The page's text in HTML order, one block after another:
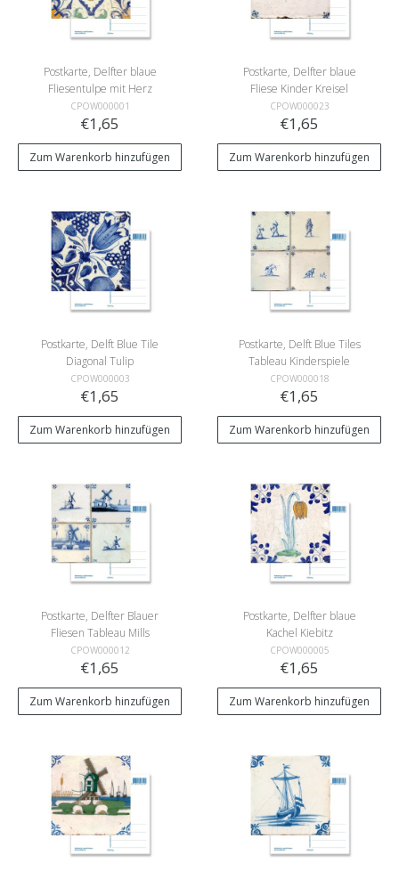
Postkarte, Delfter blaue
Fliesentulpe mit Herz
CPOW000001
€1,65
Zum Warenkorb hinzufügen
Postkarte, Delfter blaue
Fliese Kinder Kreisel
CPOW000023
€1,65
Zum Warenkorb hinzufügen
Postkarte, Delft Blue Tile
Diagonal Tulip
CPOW000003
€1,65
Zum Warenkorb hinzufügen
Postkarte, Delft Blue Tiles
Tableau Kinderspiele
CPOW000018
€1,65
Zum Warenkorb hinzufügen
Postkarte, Delfter Blauer
Fliesen Tableau Mills
CPOW000012
€1,65
Zum Warenkorb hinzufügen
Postkarte, Delfter blaue
Kachel Kiebitz
CPOW000005
€1,65
Zum Warenkorb hinzufügen